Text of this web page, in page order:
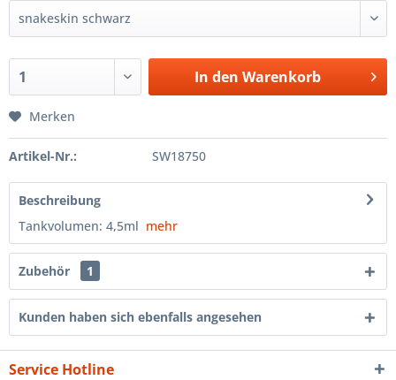
In den Warenkorb
Merken
Artikel-Nr.: SW18750
Beschreibung
Tankvolumen: 4,5ml mehr
Zubehör 1
Kunden haben sich ebenfalls angesehen
Service Hotline